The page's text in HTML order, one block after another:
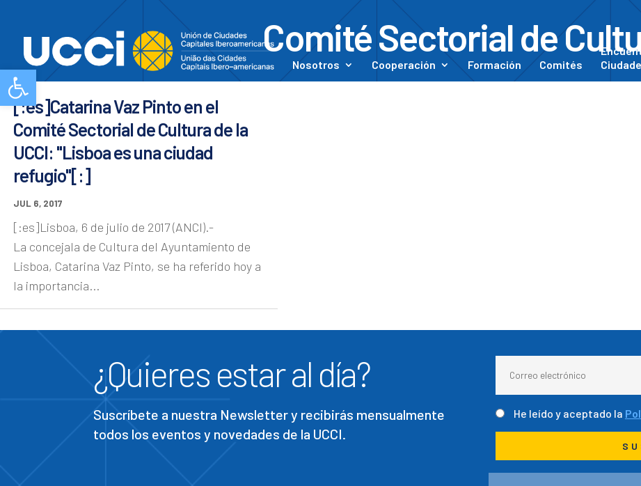
Abrir barra de herramientas Nosotros Cooperación Formación Comités
Comité Sectorial de
[:es]Catarina Vaz Pinto en el
Comité Sectorial de Cultura de la
UCCI: "Lisboa es una ciudad
refugio"[:]
JUL 6, 2017
[:es]Lisboa, 6 de julio de 2017 (ANCI).-
La concejala de Cultura del Ayuntamiento de
Lisboa, Catarina Vaz Pinto, se ha referido hoy a
la importancia...
¿Quieres estar al día?
Suscríbete a nuestra Newsletter y recibirás mensualmente
todos los eventos y novedades de la UCCI.
He leído y aceptado la